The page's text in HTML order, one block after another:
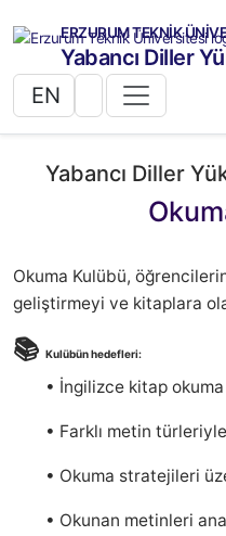
ERZURUM TEKNİK
Yabancı Diller
EN
Yabancı Diller
Okuma Kulübü,
geliştirmeyi ve kitaplara
📚 Kulübün hedefleri:
• İngilizce kitap okuma
• Farklı metin
• Okuma stratejileri
• Okunan metinleri